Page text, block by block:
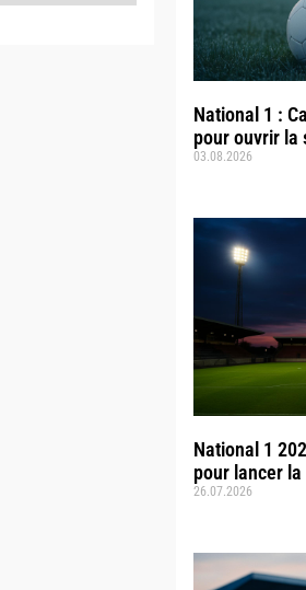
National 1 :
pour ouvrir la
03.08.2026
National 1
pour lancer
26.07.2026